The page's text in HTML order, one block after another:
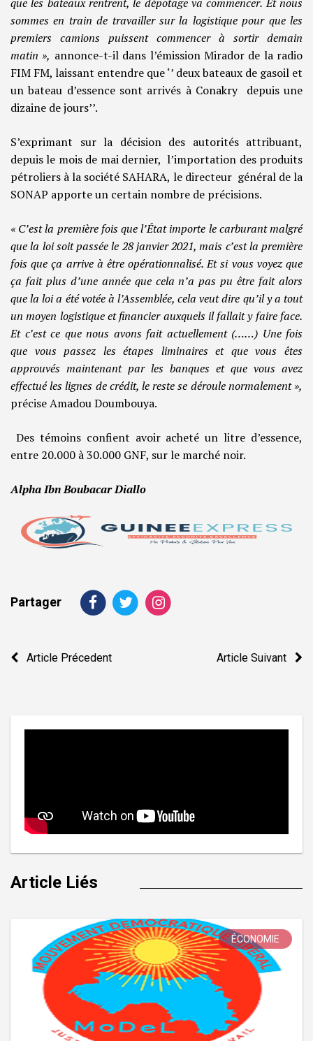
sommes en train de travailler sur la logistique pour que les
premiers camions puissent commencer à sortir demain
matin », annonce-t-il dans l’émission Mirador de la radio
FIM FM, laissant entendre que ‘’ deux bateaux de gasoil et
un bateau d’essence sont arrivés à Conakry depuis une
dizaine de jours’’.
S’exprimant sur la décision des autorités attribuant,
depuis le mois de mai dernier, l’importation des produits
pétroliers à la société SAHARA, le directeur général de la
SONAP apporte un certain nombre de précisions.
« C’est la première fois que l’État importe le carburant malgré
que la loi soit passée le 28 janvier 2021, mais c’est la première
fois que ça arrive à être opérationnalisé. Et si vous voyez que
ça fait plus d’une année que cela n’a pas pu être fait alors
que la loi a été votée à l’Assemblée, cela veut dire qu’il y a tout
un moyen logistique et financier auxquels il fallait y faire face.
Et c’est ce que nous avons fait actuellement (……) Une fois
que vous passez les étapes liminaires et que vous êtes
approuvés maintenant par les banques et que vous avez
effectué les lignes de crédit, le reste se déroule normalement »,
précise Amadou Doumbouya.
Des témoins confient avoir acheté un litre d’essence,
entre 20.000 à 30.000 GNF, sur le marché noir.
Alpha Ibn Boubacar Diallo
Partager
Navigation
Article Précedent Article Suivant
Article Liés
ÉCONOMIE